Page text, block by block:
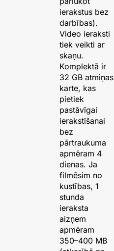
ierakstus bez
darbības).
Video ieraksti
tiek veikti ar
skaņu.
Komplektā ir
32 GB atmiņas
karte, kas
pietiek
pastāvīgai
ierakstīšanai
bez
pārtraukuma
apmēram 4
dienas. Ja
filmēsim no
kustības, 1
stunda
ieraksta
aizņem
apmēram
350–400 MB